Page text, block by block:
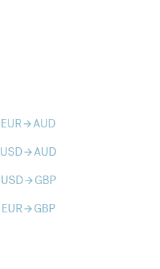
EURarrow_forwardAUD
USDarrow_forwardAUD
USDarrow_forward GBP
EURarrow_forward GBP